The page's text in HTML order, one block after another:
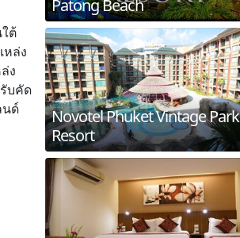
ต้
หล่ง
ง
บคัด
นด์
Patong Beach
Novotel Phuket Vintage Park
Resort